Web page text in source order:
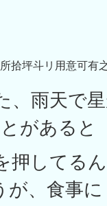
拾坪斗リ用意可有
が実
があると
だ。
が、食事に